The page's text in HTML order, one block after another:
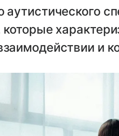
аутистического
которые
и